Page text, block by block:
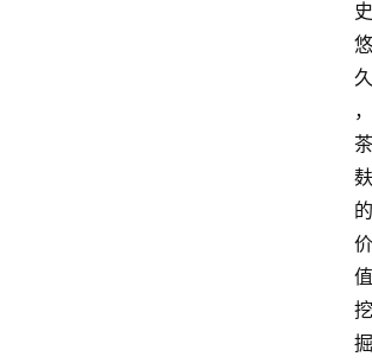
史
悠
久
，
茶
麸
的
价
值
挖
掘